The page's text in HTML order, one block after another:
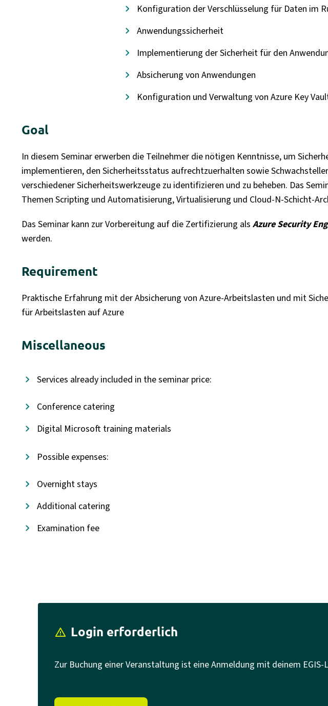
Konfiguration der Verschlüsselung für Daten im
Anwendungssicherheit
Implementierung der Sicherheit für den
Absicherung von Anwendungen
Konfiguration und Verwaltung von Azure Key
Goal
In diesem Seminar erwerben die Teilnehmer die nötigen Kenntnisse, um
implementieren, den Sicherheitsstatus aufrechtzuerhalten sowie
verschiedener Sicherheitswerkzeuge zu identifizieren und zu beheben. Das
Themen Scripting und Automatisierung, Virtualisierung und Cloud-N-Schicht-
Das Seminar kann zur Vorbereitung auf die Zertifizierung als Azure Security
werden.
Requirement
Praktische Erfahrung mit der Absicherung von Azure-Arbeitslasten und mit
für Arbeitslasten auf Azure
Miscellaneous
Services already included in the seminar price:
Conference catering
Digital Microsoft training materials
Possible expenses:
Overnight stays
Additional catering
Examination fee
report_problem Login erforderlich
Zur Buchung einer Veranstaltung ist eine Anmeldung mit deinem